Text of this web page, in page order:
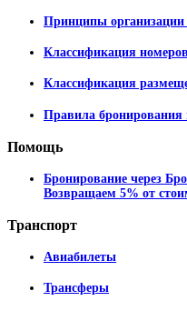
Принципы организации
Классификация
Классификация
Правила бронирования
Помощь
Бронирование через
Возвращаем 5% от
Транспорт
Авиабилеты
Трансферы